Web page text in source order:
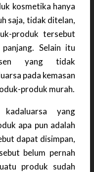
kosmetika hanya
saja, tidak ditelan,
produk tersebut
Selain itu
yang tidak
pada kemasan
produk murah.
yang
apa pun adalah
dapat disimpan,
belum pernah
produk sudah